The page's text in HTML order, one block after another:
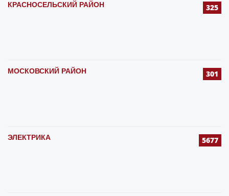
КРАСНОСЕЛЬСКИЙ РАЙОН 325
МОСКОВСКИЙ РАЙОН 301
ЭЛЕКТРИКА 5677